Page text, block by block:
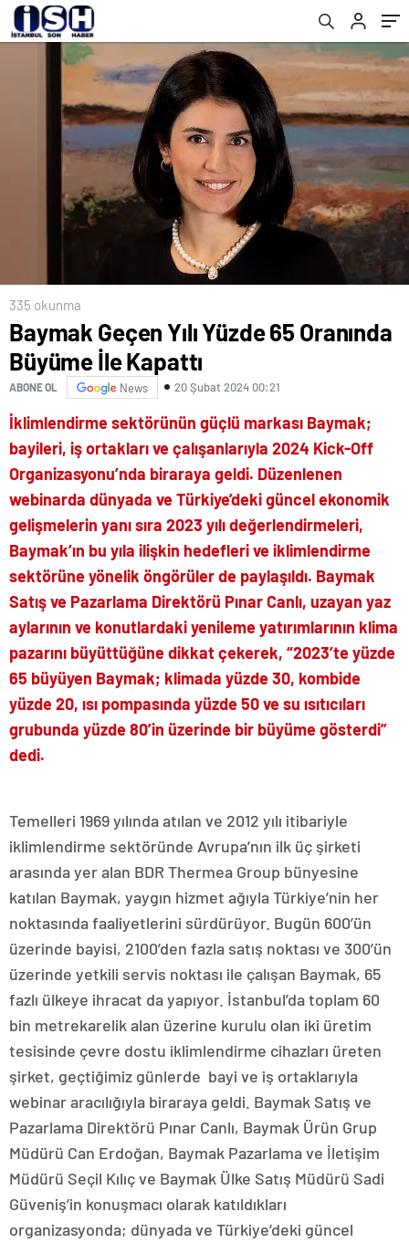
335 okunma
Baymak Geçen Yılı Yüzde 65 Oranında
Büyüme İle Kapattı
ABONE OL News 20 Şubat 2024 00:21
İklimlendirme sektörünün güçlü markası Baymak;
bayileri, iş ortakları ve çalışanlarıyla 2024 Kick-Off
Organizasyonu’nda biraraya geldi. Düzenlenen
webinarda dünyada ve Türkiye’deki güncel ekonomik
gelişmelerin yanı sıra 2023 yılı değerlendirmeleri,
Baymak’ın bu yıla ilişkin hedefleri ve iklimlendirme
sektörüne yönelik öngörüler de paylaşıldı. Baymak
Satış ve Pazarlama Direktörü Pınar Canlı, uzayan yaz
aylarının ve konutlardaki yenileme yatırımlarının klima
pazarını büyüttüğüne dikkat çekerek, “2023’te yüzde
65 büyüyen Baymak; klimada yüzde 30, kombide
yüzde 20, ısı pompasında yüzde 50 ve su ısıtıcıları
grubunda yüzde 80’in üzerinde bir büyüme gösterdi”
dedi.
Temelleri 1969 yılında atılan ve 2012 yılı itibariyle
iklimlendirme sektöründe Avrupa’nın ilk üç şirketi
arasında yer alan BDR Thermea Group bünyesine
katılan Baymak, yaygın hizmet ağıyla Türkiye’nin her
noktasında faaliyetlerini sürdürüyor. Bugün 600’ün
üzerinde bayisi, 2100’den fazla satış noktası ve 300’ün
üzerinde yetkili servis noktası ile çalışan Baymak, 65
fazlı ülkeye ihracat da yapıyor. İstanbul’da toplam 60
bin metrekarelik alan üzerine kurulu olan iki üretim
tesisinde çevre dostu iklimlendirme cihazları üreten
şirket, geçtiğimiz günlerde bayi ve iş ortaklarıyla
webinar aracılığıyla biraraya geldi. Baymak Satış ve
Pazarlama Direktörü Pınar Canlı, Baymak Ürün Grup
Müdürü Can Erdoğan, Baymak Pazarlama ve İletişim
Müdürü Seçil Kılıç ve Baymak Ülke Satış Müdürü Sadi
Güveniş’in konuşmacı olarak katıldıkları
organizasyonda; dünyada ve Türkiye’deki güncel